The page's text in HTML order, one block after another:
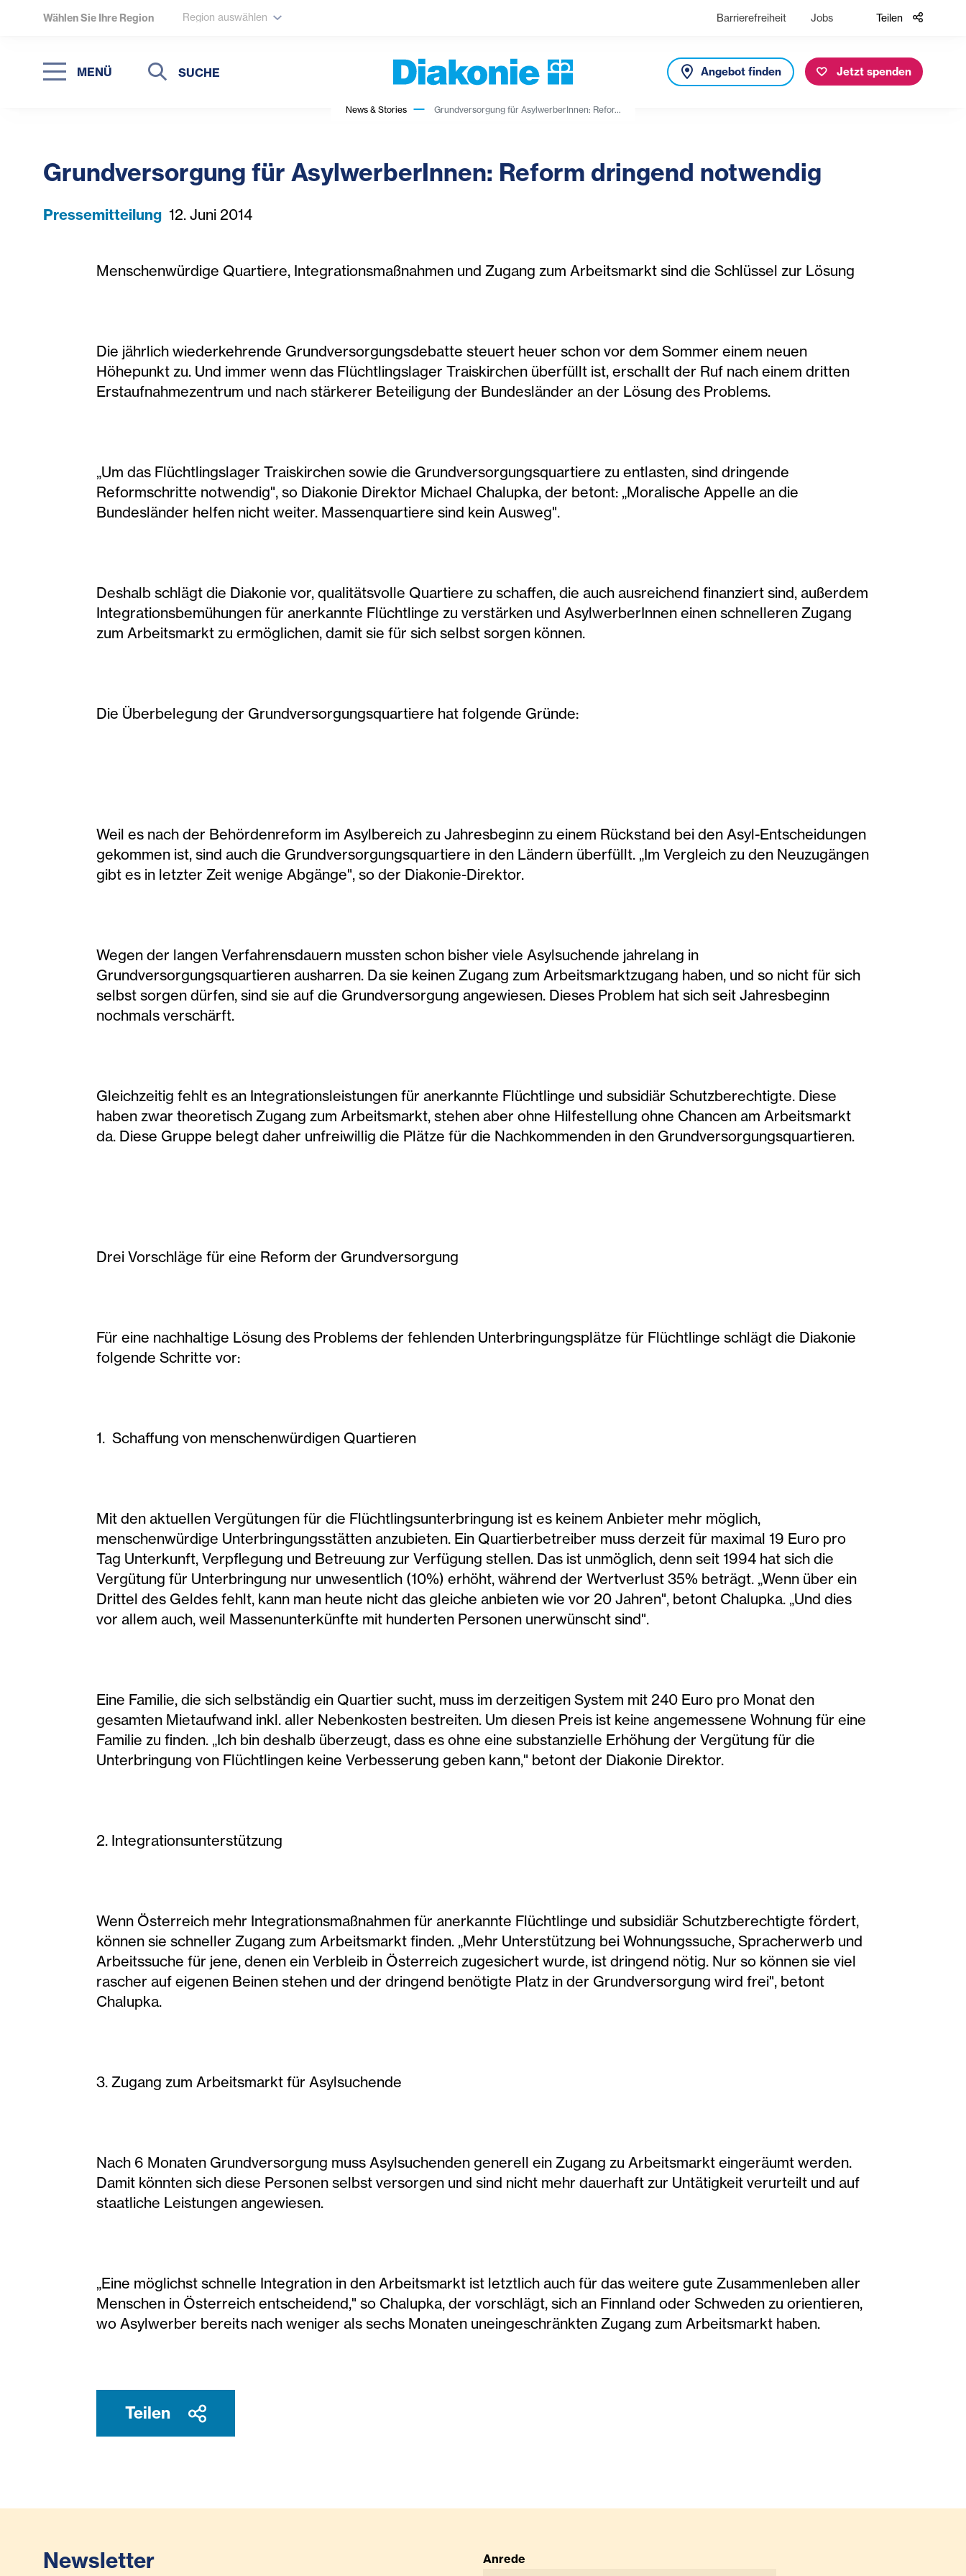
Wählen Sie Ihre Region Region auswählen Barrierefreiheit Jobs Teilen
MENÜ
Suche
Suche
Angebot finden Jetzt spenden
News & Stories Grundversorgung für AsylwerberInnen: Refor...
Grundversorgung für AsylwerberInnen: Reform dringend notwendig
Pressemitteilung 12. Juni 2014
Menschenwürdige Quartiere, Integrationsmaßnahmen und Zugang zum Arbeitsmarkt sind die Schlüssel zur Lösung
Die jährlich wiederkehrende Grundversorgungsdebatte steuert heuer schon vor dem Sommer einem neuen
Höhepunkt zu. Und immer wenn das Flüchtlingslager Traiskirchen überfüllt ist, erschallt der Ruf nach einem dritten
Erstaufnahmezentrum und nach stärkerer Beteiligung der Bundesländer an der Lösung des Problems.
„Um das Flüchtlingslager Traiskirchen sowie die Grundversorgungsquartiere zu entlasten, sind dringende
Reformschritte notwendig", so Diakonie Direktor Michael Chalupka, der betont: „Moralische Appelle an die
Bundesländer helfen nicht weiter. Massenquartiere sind kein Ausweg".
Deshalb schlägt die Diakonie vor, qualitätsvolle Quartiere zu schaffen, die auch ausreichend finanziert sind, außerdem
Integrationsbemühungen für anerkannte Flüchtlinge zu verstärken und AsylwerberInnen einen schnelleren Zugang
zum Arbeitsmarkt zu ermöglichen, damit sie für sich selbst sorgen können.
Die Überbelegung der Grundversorgungsquartiere hat folgende Gründe:
Weil es nach der Behördenreform im Asylbereich zu Jahresbeginn zu einem Rückstand bei den Asyl-Entscheidungen
gekommen ist, sind auch die Grundversorgungsquartiere in den Ländern überfüllt. „Im Vergleich zu den Neuzugängen
gibt es in letzter Zeit wenige Abgänge", so der Diakonie-Direktor.
Wegen der langen Verfahrensdauern mussten schon bisher viele Asylsuchende jahrelang in
Grundversorgungsquartieren ausharren. Da sie keinen Zugang zum Arbeitsmarktzugang haben, und so nicht für sich
selbst sorgen dürfen, sind sie auf die Grundversorgung angewiesen. Dieses Problem hat sich seit Jahresbeginn
nochmals verschärft.
Gleichzeitig fehlt es an Integrationsleistungen für anerkannte Flüchtlinge und subsidiär Schutzberechtigte. Diese
haben zwar theoretisch Zugang zum Arbeitsmarkt, stehen aber ohne Hilfestellung ohne Chancen am Arbeitsmarkt
da. Diese Gruppe belegt daher unfreiwillig die Plätze für die Nachkommenden in den Grundversorgungsquartieren.
Drei Vorschläge für eine Reform der Grundversorgung
Für eine nachhaltige Lösung des Problems der fehlenden Unterbringungsplätze für Flüchtlinge schlägt die Diakonie
folgende Schritte vor:
1. Schaffung von menschenwürdigen Quartieren
Mit den aktuellen Vergütungen für die Flüchtlingsunterbringung ist es keinem Anbieter mehr möglich,
menschenwürdige Unterbringungsstätten anzubieten. Ein Quartierbetreiber muss derzeit für maximal 19 Euro pro
Tag Unterkunft, Verpflegung und Betreuung zur Verfügung stellen. Das ist unmöglich, denn seit 1994 hat sich die
Vergütung für Unterbringung nur unwesentlich (10%) erhöht, während der Wertverlust 35% beträgt. „Wenn über ein
Drittel des Geldes fehlt, kann man heute nicht das gleiche anbieten wie vor 20 Jahren", betont Chalupka. „Und dies
vor allem auch, weil Massenunterkünfte mit hunderten Personen unerwünscht sind".
Eine Familie, die sich selbständig ein Quartier sucht, muss im derzeitigen System mit 240 Euro pro Monat den
gesamten Mietaufwand inkl. aller Nebenkosten bestreiten. Um diesen Preis ist keine angemessene Wohnung für eine
Familie zu finden. „Ich bin deshalb überzeugt, dass es ohne eine substanzielle Erhöhung der Vergütung für die
Unterbringung von Flüchtlingen keine Verbesserung geben kann," betont der Diakonie Direktor.
2. Integrationsunterstützung
Wenn Österreich mehr Integrationsmaßnahmen für anerkannte Flüchtlinge und subsidiär Schutzberechtigte fördert,
können sie schneller Zugang zum Arbeitsmarkt finden. „Mehr Unterstützung bei Wohnungssuche, Spracherwerb und
Arbeitssuche für jene, denen ein Verbleib in Österreich zugesichert wurde, ist dringend nötig. Nur so können sie viel
rascher auf eigenen Beinen stehen und der dringend benötigte Platz in der Grundversorgung wird frei", betont
Chalupka.
3. Zugang zum Arbeitsmarkt für Asylsuchende
Nach 6 Monaten Grundversorgung muss Asylsuchenden generell ein Zugang zu Arbeitsmarkt eingeräumt werden.
Damit könnten sich diese Personen selbst versorgen und sind nicht mehr dauerhaft zur Untätigkeit verurteilt und auf
staatliche Leistungen angewiesen.
„Eine möglichst schnelle Integration in den Arbeitsmarkt ist letztlich auch für das weitere gute Zusammenleben aller
Menschen in Österreich entscheidend," so Chalupka, der vorschlägt, sich an Finnland oder Schweden zu orientieren,
wo Asylwerber bereits nach weniger als sechs Monaten uneingeschränkten Zugang zum Arbeitsmarkt haben.
Teilen
Newsletter Anrede